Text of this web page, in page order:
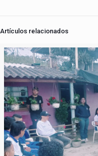
Artículos relacionados